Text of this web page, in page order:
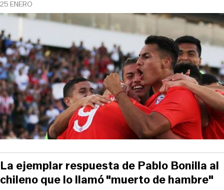
25 ENERO
La ejemplar respuesta de Pablo Bonilla al
chileno que lo llamó "muerto de hambre"